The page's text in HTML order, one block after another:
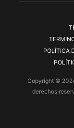
POLÍTICA
Copyright ©
derechos